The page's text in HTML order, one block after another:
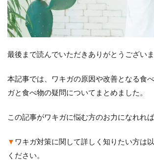
最後まで読んでいただきありがとうございま
本記事では、ワキガの原因や改善となる食
ガと食べ物の疑問についてまとめました。
この記事がワキガに悩む方のお力になれれば
▼ ワキガ対策に関して詳しく知りたい方は
ください。